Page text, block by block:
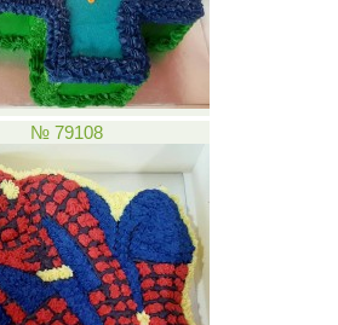
№ 79108